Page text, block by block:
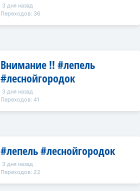
3 дня назад
Переходов: 36
Внимание ‼️ #лепель
#леснойгородок
3 дня назад
Переходов: 41
#лепель #леснойгородок
3 дня назад
Переходов: 22